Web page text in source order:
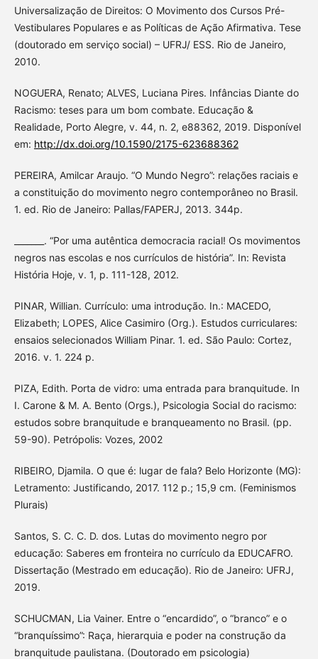
Universalização de Direitos: O Movimento dos Cursos Pré-
Vestibulares Populares e as Políticas de Ação Afirmativa. Tese
(doutorado em serviço social) – UFRJ/ ESS. Rio de Janeiro,
2010.
NOGUERA, Renato; ALVES, Luciana Pires. Infâncias Diante do
Racismo: teses para um bom combate. Educação &
Realidade, Porto Alegre, v. 44, n. 2, e88362, 2019. Disponível
em: http://dx.doi.org/10.1590/2175-623688362
PEREIRA, Amilcar Araujo. “O Mundo Negro”: relações raciais e
a constituição do movimento negro contemporâneo no Brasil.
1. ed. Rio de Janeiro: Pallas/FAPERJ, 2013. 344p.
_______. “Por uma autêntica democracia racial! Os movimentos
negros nas escolas e nos currículos de história”. In: Revista
História Hoje, v. 1, p. 111-128, 2012.
PINAR, Willian. Currículo: uma introdução. In.: MACEDO,
Elizabeth; LOPES, Alice Casimiro (Org.). Estudos curriculares:
ensaios selecionados William Pinar. 1. ed. São Paulo: Cortez,
2016. v. 1. 224 p.
PIZA, Edith. Porta de vidro: uma entrada para branquitude. In
I. Carone & M. A. Bento (Orgs.), Psicologia Social do racismo:
estudos sobre branquitude e branqueamento no Brasil. (pp.
59-90). Petrópolis: Vozes, 2002
RIBEIRO, Djamila. O que é: lugar de fala? Belo Horizonte (MG):
Letramento: Justificando, 2017. 112 p.; 15,9 cm. (Feminismos
Plurais)
Santos, S. C. C. D. dos. Lutas do movimento negro por
educação: Saberes em fronteira no currículo da EDUCAFRO.
Dissertação (Mestrado em educação). Rio de Janeiro: UFRJ,
2019.
SCHUCMAN, Lia Vainer. Entre o “encardido”, o “branco” e o
“branquíssimo”: Raça, hierarquia e poder na construção da
branquitude paulistana. (Doutorado em psicologia)